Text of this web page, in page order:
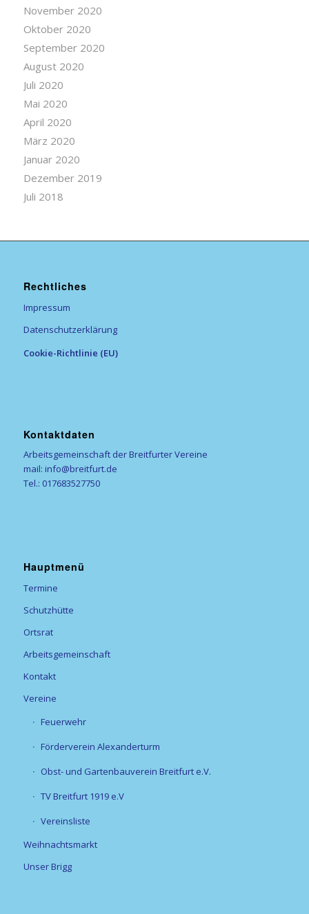
November 2020
Oktober 2020
September 2020
August 2020
Juli 2020
Mai 2020
April 2020
März 2020
Januar 2020
Dezember 2019
Juli 2018
Rechtliches
Impressum
Datenschutzerklärung
Cookie-Richtlinie (EU)
Kontaktdaten
Arbeitsgemeinschaft der Breitfurter Vereine
mail: info@breitfurt.de
Tel.: 017683527750
Hauptmenü
Termine
Schutzhütte
Ortsrat
Arbeitsgemeinschaft
Kontakt
Vereine
Feuerwehr
Förderverein Alexanderturm
Obst- und Gartenbauverein Breitfurt e.V.
TV Breitfurt 1919 e.V
Vereinsliste
Weihnachtsmarkt
Unser Brigg